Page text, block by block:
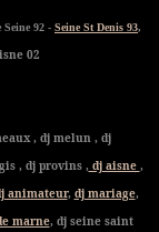
Seine 92 - Seine St Denis 93,
02
, dj melun , dj
, dj provins ,dj aisne ,
animateur, dj mariage,
marne, dj seine saint